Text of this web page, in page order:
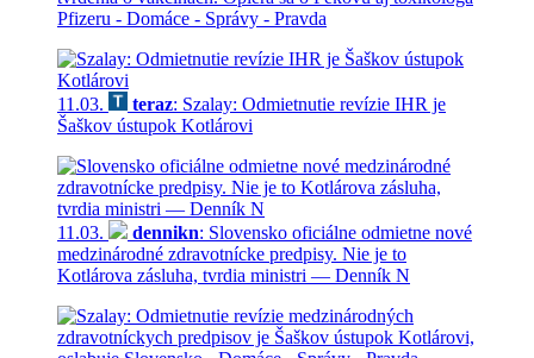
Pfizeru - Domáce - Správy - Pravda
11.03. teraz: Szalay: Odmietnutie revízie IHR je
Šaškov ústupok Kotlárovi
11.03. dennikn: Slovensko oficiálne odmietne nové
medzinárodné zdravotnícke predpisy. Nie je to
Kotlárova zásluha, tvrdia ministri — Denník N